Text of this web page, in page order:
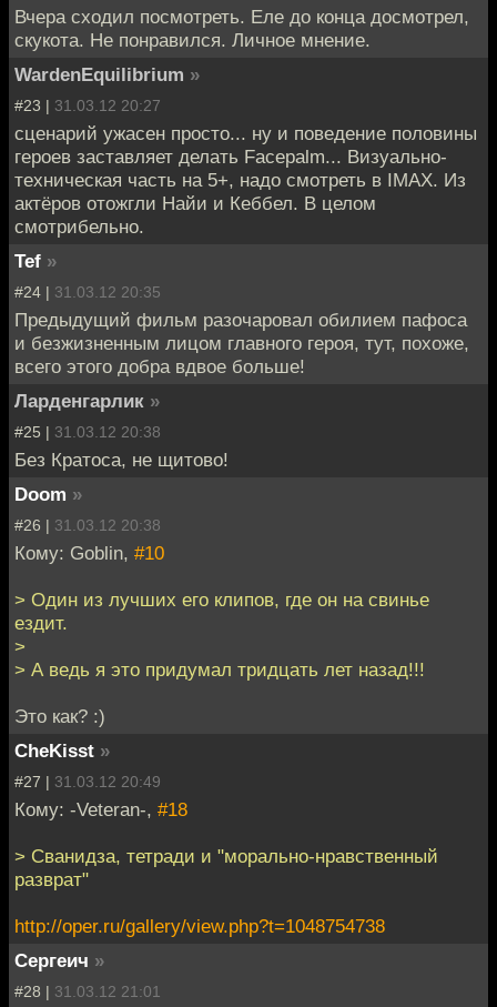
Вчера сходил посмотреть. Еле до конца досмотрел,
скукота. Не понравился. Личное мнение.
WardenEquilibrium »
#23 | 31.03.12 20:27
сценарий ужасен просто... ну и поведение половины
героев заставляет делать Facepalm... Визуально-
техническая часть на 5+, надо смотреть в IMAX. Из
актёров отожгли Найи и Кеббел. В целом
смотрибельно.
Tef »
#24 | 31.03.12 20:35
Предыдущий фильм разочаровал обилием пафоса
и безжизненным лицом главного героя, тут, похоже,
всего этого добра вдвое больше!
Ларденгарлик »
#25 | 31.03.12 20:38
Без Кратоса, не щитово!
Doom »
#26 | 31.03.12 20:38
Кому: Goblin, #10
> Один из лучших его клипов, где он на свинье
ездит.
>
> А ведь я это придумал тридцать лет назад!!!
Это как? :)
CheKisst »
#27 | 31.03.12 20:49
Кому: -Veteran-, #18
> Сванидза, тетради и "морально-нравственный
разврат"
http://oper.ru/gallery/view.php?t=1048754738
Сергеич »
#28 | 31.03.12 21:01